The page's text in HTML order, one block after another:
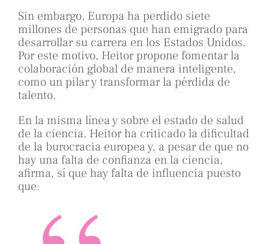
Sin embargo, Europa ha perdido siete
millones de personas que han emigrado para
desarrollar su carrera en los Estados Unidos.
Por este motivo, Heitor propone fomentar la
colaboración global de manera inteligente,
como un pilar y transformar la pérdida de
talento.
En la misma línea y sobre el estado de salud
de la ciencia, Heitor ha criticado la dificultad
de la burocracia europea y, a pesar de que no
hay una falta de confianza en la ciencia,
afirma, sí que hay falta de influencia puesto
que: